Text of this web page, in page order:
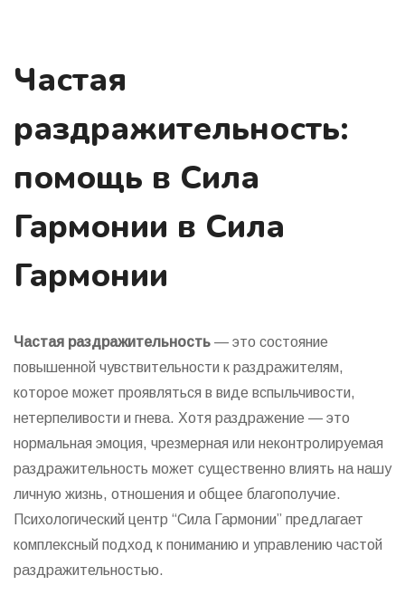
Частая
раздражительность:
помощь в Сила
Гармонии в Сила
Гармонии
Частая раздражительность — это состояние
повышенной чувствительности к раздражителям,
которое может проявляться в виде вспыльчивости,
нетерпеливости и гнева. Хотя раздражение — это
нормальная эмоция, чрезмерная или неконтролируемая
раздражительность может существенно влиять на нашу
личную жизнь, отношения и общее благополучие.
Психологический центр “Сила Гармонии” предлагает
комплексный подход к пониманию и управлению частой
раздражительностью.